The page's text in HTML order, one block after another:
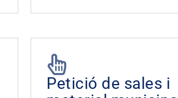
Petició de sales i